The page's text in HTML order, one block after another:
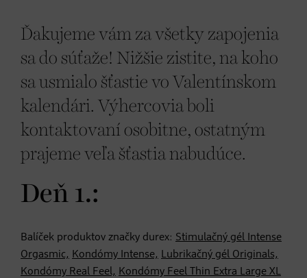
Ďakujeme vám za všetky zapojenia
sa do súťaže! Nižšie zistite, na koho
sa usmialo šťastie vo Valentínskom
kalendári. Výhercovia boli
kontaktovaní osobitne, ostatným
prajeme veľa šťastia nabudúce.
Deň 1.:
Balíček produktov značky durex: Stimulačný gél Intense
Orgasmic, Kondómy Intense, Lubrikačný gél Originals,
Kondómy Real Feel, Kondómy Feel Thin Extra Large XL